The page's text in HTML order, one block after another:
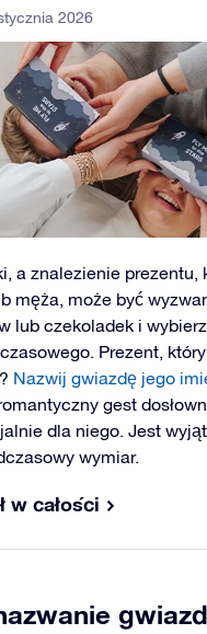
2026
a znalezienie prezentu,
męża, może być
lub czekoladek i
Prezent,
Nazwij gwiazdę jego
gest
dla niego. Jest
wymiar.
w całości